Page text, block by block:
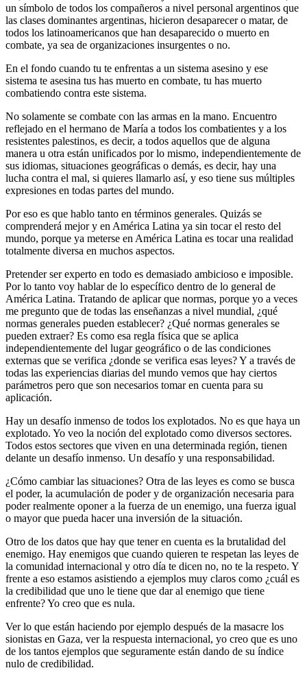
un símbolo de todos los compañeros a nivel personal argentinos que
las clases dominantes argentinas, hicieron desaparecer o matar, de
todos los latinoamericanos que han desaparecido o muerto en
combate, ya sea de organizaciones insurgentes o no.
En el fondo cuando tu te enfrentas a un sistema asesino y ese
sistema te asesina tus has muerto en combate, tu has muerto
combatiendo contra este sistema.
No solamente se combate con las armas en la mano. Encuentro
reflejado en el hermano de María a todos los combatientes y a los
resistentes palestinos, es decir, a todos aquellos que de alguna
manera u otra están unificados por lo mismo, independientemente de
sus idiomas, situaciones geográficas o demás, es decir, hay una
lucha contra el mal, si quieres llamarlo así, y eso tiene sus múltiples
expresiones en todas partes del mundo.
Por eso es que hablo tanto en términos generales. Quizás se
comprenderá mejor y en América Latina ya sin tocar el resto del
mundo, porque ya meterse en América Latina es tocar una realidad
totalmente diversa en muchos aspectos.
Pretender ser experto en todo es demasiado ambicioso e imposible.
Por lo tanto voy hablar de lo específico dentro de lo general de
América Latina. Tratando de aplicar que normas, porque yo a veces
me pregunto que de todas las enseñanzas a nivel mundial, ¿qué
normas generales pueden establecer? ¿Qué normas generales se
pueden extraer? Es como esa regla física que se aplica
independientemente del lugar geográfico o de las condiciones
externas que se verifica ¿donde se verifica esas leyes? Y a través de
todas las experiencias diarias del mundo vemos que hay ciertos
parámetros pero que son necesarios tomar en cuenta para su
aplicación.
Hay un desafío inmenso de todos los explotados. No es que haya un
explotado. Yo veo la noción del explotado como diversos sectores.
Todos estos sectores que viven en una determinada región, tienen
delante un desafío inmenso. Un desafío y una responsabilidad.
¿Cómo cambiar las situaciones? Otra de las leyes es como se busca
el poder, la acumulación de poder y de organización necesaria para
poder realmente oponer a la fuerza de un enemigo, una fuerza igual
o mayor que pueda hacer una inversión de la situación.
Otro de los datos que hay que tener en cuenta es la brutalidad del
enemigo. Hay enemigos que cuando quieren te respetan las leyes de
la comunidad internacional y otro día te dicen no, no te la respeto. Y
frente a eso estamos asistiendo a ejemplos muy claros como ¿cuál es
la credibilidad que uno le tiene que dar al enemigo que tiene
enfrente? Yo creo que es nula.
Ver lo que están haciendo por ejemplo después de la masacre los
sionistas en Gaza, ver la respuesta internacional, yo creo que es uno
de los tantos ejemplos que seguramente están dando de su índice
nulo de credibilidad.